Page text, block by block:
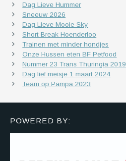
Dag Lieve Hummer
Sneeuw 2026
Dag Lieve Mooie Sky
Short Break Hoenderloo
Trainen met minder hondjes
Onze Hussen eten BF Petfood
Nummer 23 Trans Thuringia 2019
Dag lief meisje 1 maart 2024
Team op Pampa 2023
POWERED BY: